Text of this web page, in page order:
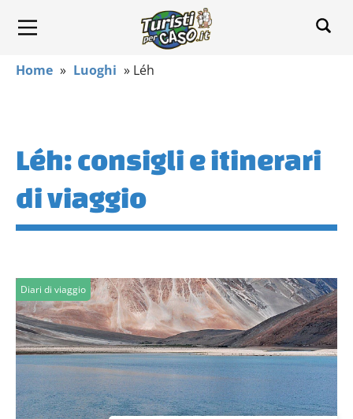
Home » Luoghi » Léh
Léh: consigli e itinerari
di viaggio
Diari di viaggio